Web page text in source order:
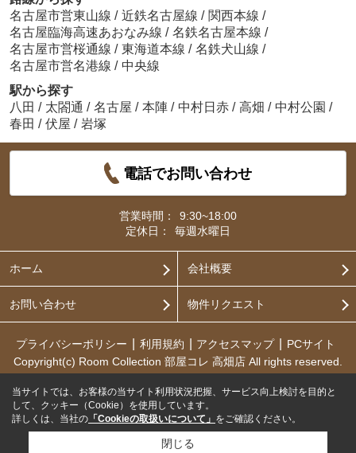
名古屋市営東山線 / 近鉄名古屋線 / 関西本線 /
名古屋臨海高速あおなみ線 / 名鉄名古屋本線 /
名古屋市営桜通線 / 東海道本線 / 名鉄犬山線 /
名古屋市営名港線 / 中央線
駅から探す
八田 / 太閤通 / 名古屋 / 本陣 / 中村日赤 / 高畑 / 中村公園 /
春田 / 伏屋 / 岩塚
電話でお問い合わせ
営業時間：
9:30~18:00
定休日：
毎週水曜日
ホーム 会社概要
お問い合わせ 物件リクエスト
プライバシーポリシー 利用規約 アクセスマップ
PCサイト
Copyright(c) Room Collection 部屋コレ 高畑店 All rights reserved.
当サイトでは、お客様の当サイト利用状況把握、サービス向上検討を目的と
して、クッキー（Cookie）を使用しています。
詳しくは、当社の 「Cookieの取扱いについて」 をご確認ください。
閉じる